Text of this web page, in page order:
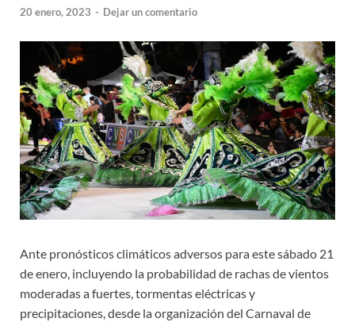
20 enero, 2023 - Dejar un comentario
Ante pronósticos climáticos adversos para este sábado 21
de enero, incluyendo la probabilidad de rachas de vientos
moderadas a fuertes, tormentas eléctricas y
precipitaciones, desde la organización del Carnaval de